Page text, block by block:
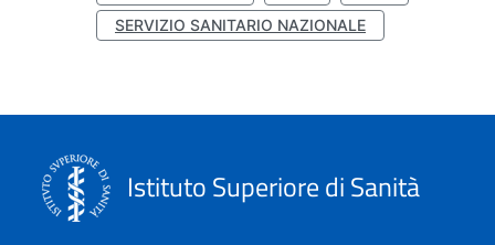
SERVIZIO SANITARIO NAZIONALE
Istituto Superiore di Sanità